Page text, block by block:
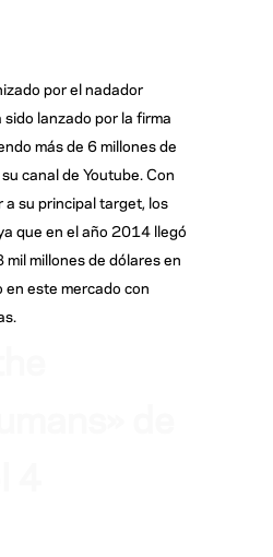
por el nadador
sido lanzado por la firma
más de 6 millones de
canal de Youtube. Con
su principal target, los
que en el año 2014 llegó
millones de dólares en
en este mercado con